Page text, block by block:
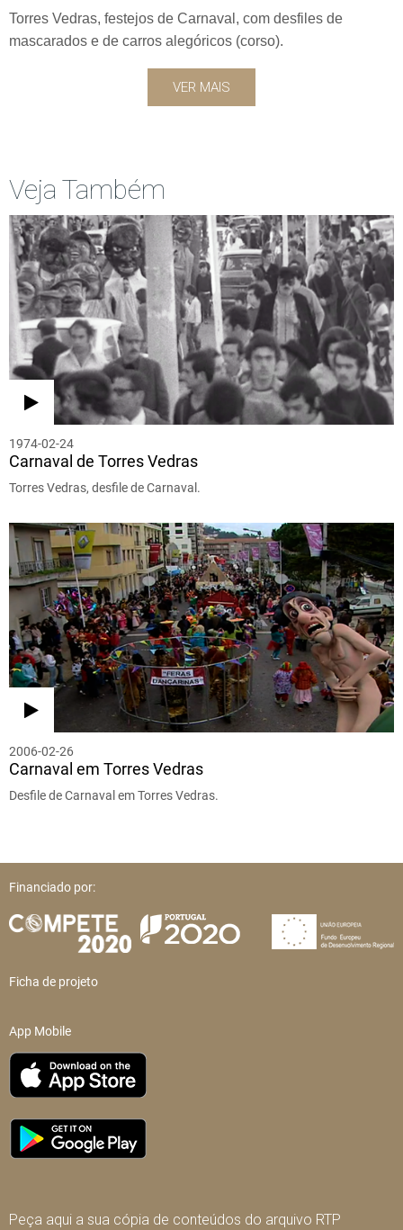
Torres Vedras, festejos de Carnaval, com desfiles de
mascarados e de carros alegóricos (corso).
VER MAIS
Veja Também
1974-02-24
Carnaval de Torres Vedras
Torres Vedras, desfile de Carnaval.
2006-02-26
Carnaval em Torres Vedras
Desfile de Carnaval em Torres Vedras.
Financiado por:
Ficha de projeto
App Mobile
Peça aqui a sua cópia de conteúdos do arquivo RTP